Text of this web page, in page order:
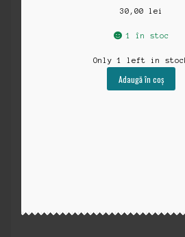
30,00 lei
1 în stoc
Only 1 left in
Adaugă în coș